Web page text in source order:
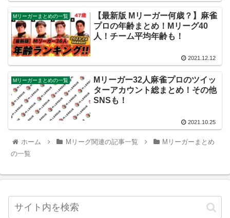
Mリーガーまとめの一覧
【最新版 Mリーガー何歳？】麻雀
プロの年齢まとめ！Mリーグ40
人！チーム平均年齢も！
2021.12.12
Mリーガーまとめの一覧
Mリーガー32人麻雀プロのツイッ
ターアカウント総まとめ！その他
SNSも！
2021.10.25
ホーム Mリーグ関連の記事一覧
Mリーガーまとめ
の一覧